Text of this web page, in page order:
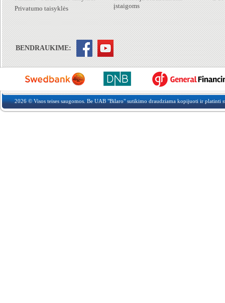
Privatumo taisyklės
įstaigoms
BENDRAUKIME:
2026 © Visos teises saugomos. Be UAB "Bilaro" sutikimo draudziama kopijuoti ir platinti